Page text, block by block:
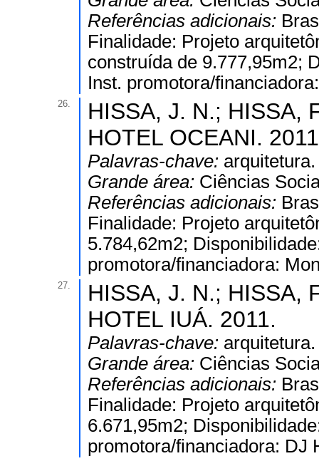
Referências adicionais:
Finalidade: Projeto
construída de 9.777,95m2;
Inst. promotora/
26.
HISSA, J. N.; HISSA,
HOTEL OCEANI.
Palavras-chave: arquitetura.
Grande área: Ciências
Referências adicionais:
Finalidade: Projeto
5.784,62m2;
promotora/financiadora:
27.
HISSA, J. N.; HISSA,
HOTEL IUÁ. 2011.
Palavras-chave: arquitetura.
Grande área: Ciências
Referências adicionais:
Finalidade: Projeto
6.671,95m2;
promotora/financiadora: DJ